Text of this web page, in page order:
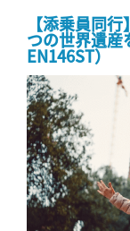
【添乗員同
つの世界遺産
EN146ST）